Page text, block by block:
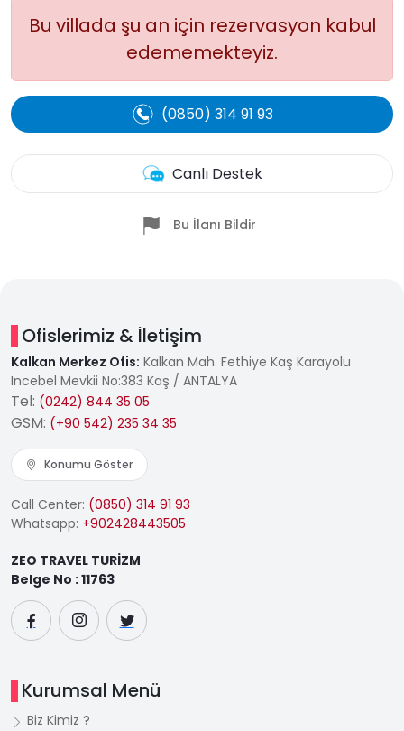
Bu villada şu an için rezervasyon kabul
edememekteyiz.
(0850) 314 91 93
Canlı Destek
Bu İlanı Bildir
Ofislerimiz & İletişim
Kalkan Merkez Ofis: Kalkan Mah. Fethiye Kaş Karayolu
İncebel Mevkii No:383 Kaş / ANTALYA
Tel: (0242) 844 35 05
GSM: (+90 542) 235 34 35
Konumu Göster
Call Center: (0850) 314 91 93
Whatsapp: +902428443505
ZEO TRAVEL TURİZM
Belge No : 11763
Kurumsal Menü
Biz Kimiz ?